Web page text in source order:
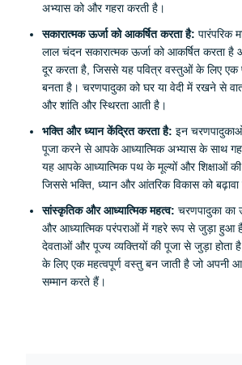
अभ्यास को और गहरा करती है।
सकारात्मक ऊर्जा को आकर्षित करता है: पारंपरिक
लाल चंदन सकारात्मक ऊर्जा को आकर्षित करता है
दूर करता है, जिससे यह पवित्र वस्तुओं के लिए एक
बनता है। चरणपादुका को घर या वेदी में रखने से
और शांति और स्थिरता आती है।
भक्ति और ध्यान केंद्रित करता है: इन
पूजा करने से आपके आध्यात्मिक अभ्यास के साथ
यह आपके आध्यात्मिक पथ के मूल्यों और शिक्षाओं की
जिससे भक्ति, ध्यान और आंतरिक विकास को बढ़ावा
सांस्कृतिक और आध्यात्मिक महत्व: चरणपादुका का
और आध्यात्मिक परंपराओं में गहरे रूप से जुड़ा हुआ
देवताओं और पूज्य व्यक्तियों की पूजा से जुड़ा होता
के लिए एक महत्वपूर्ण वस्तु बन जाती है जो अपनी
सम्मान करते हैं।